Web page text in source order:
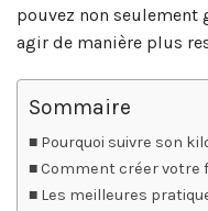
pouvez non seulement
agir de manière plus
Sommaire
Pourquoi suivre son
Comment créer votre
Les meilleures